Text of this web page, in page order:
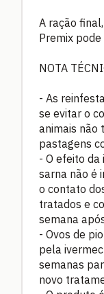
A ração
Premix
NOTA
- As
se evitar o
animais não
pastagens
- O efeito da
sarna não é
o contato
tratados e
semana
- Ovos de
pela
semanas
novo